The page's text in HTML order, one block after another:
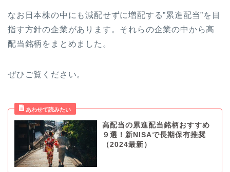
なお日本株の中にも減配せずに増配する”累進配当”を目
指す方針の企業があります。それらの企業の中から高
配当銘柄をまとめました。
ぜひご覧ください。
高配当の累進配当銘柄おすすめ
９選！新NISAで長期保有推奨
（2024最新）